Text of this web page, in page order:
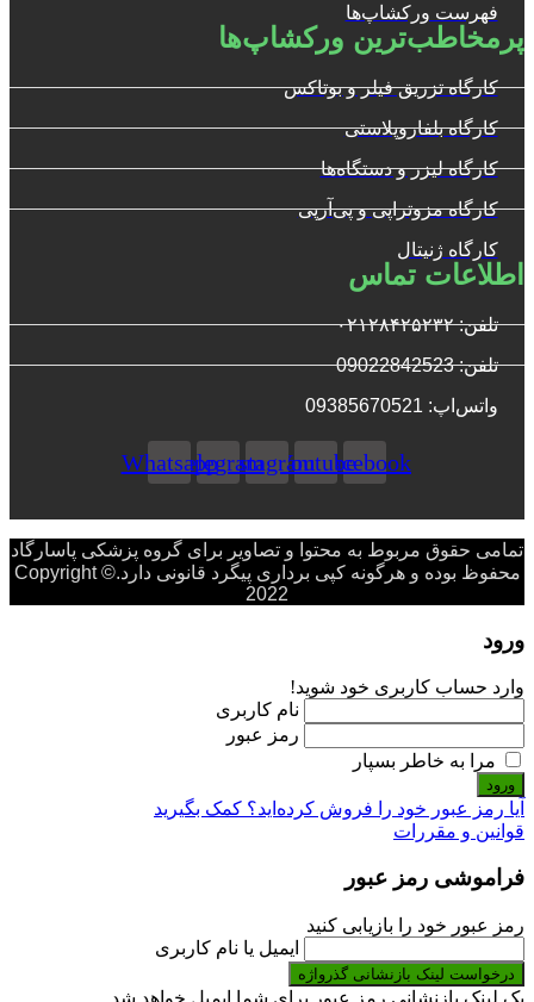
فهرست ورکشاپ‌ها
پرمخاطب‌ترین ورکشاپ‌ها
کارگاه تزریق فیلر و بوتاکس
کارگاه بلفاروپلاستی
کارگاه لیزر و دستگاه‌ها
کارگاه مزوتراپی و پی‌آرپی
کارگاه ژنیتال
اطلاعات تماس
تلفن: ۰۲۱۲۸۴۲۵۲۳۲
تلفن: 09022842523
واتس‌‌اپ: 09385670521
Facebook
Youtube
Instagram
Telegram
Whatsapp
تمامی حقوق مربوط به محتوا و تصاویر برای گروه پزشکی پاسارگاد
محفوظ بوده و هرگونه کپی برداری پیگرد قانونی دارد.Copyright ©
2022
ورود
وارد حساب کاربری خود شوید!
نام کاربری
رمز عبور
مرا به خاطر بسپار
ورود
آیا رمز عبور خود را فروش کرده‌اید؟ کمک بگیرید
قوانین و مقررات
فراموشی رمز عبور
رمز عبور خود را بازیابی کنید
ایمیل یا نام کاربری
درخواست لینک بازنشانی گذرواژه
یک لینک بازنشانی رمز عبور برای شما ایمیل خواهد شد.